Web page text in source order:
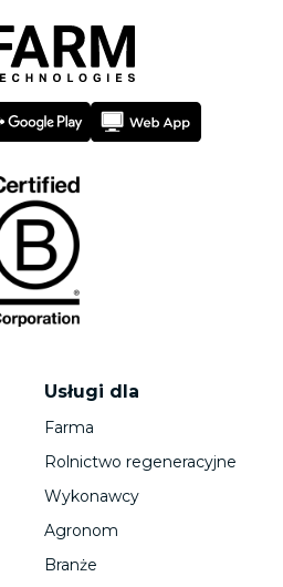
Usługi dla
Farma
Rolnictwo regeneracyjne
Wykonawcy
Agronom
Branże